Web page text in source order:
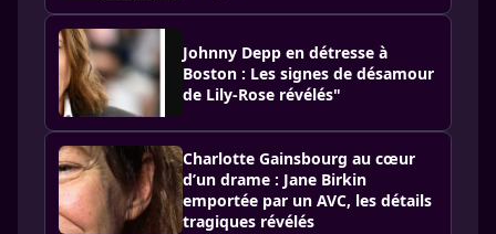
Johnny Depp en détresse à
Boston : Les signes de désamour
de Lily-Rose révélés"
Charlotte Gainsbourg au cœur
d’un drame : Jane Birkin
emportée par un AVC, les détails
tragiques révélés